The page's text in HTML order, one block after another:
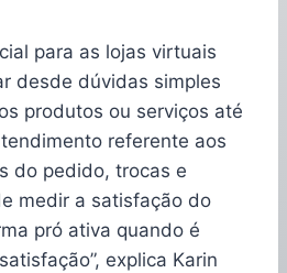
para as lojas virtuais
desde dúvidas simples
produtos ou serviços até
referente aos
do pedido, trocas e
medir a satisfação do
pró ativa quando é
explica Karin